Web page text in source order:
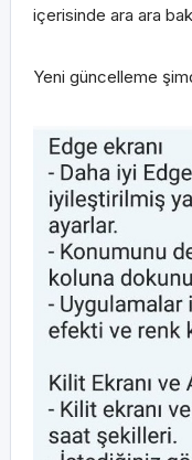
içerisinde ara ara
Yeni güncelleme